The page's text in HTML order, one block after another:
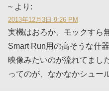
~ より:
2013年12月3日 9:26 PM
実機はおろか、モックすら
Smart Run用の高そうな什
映像みたいのが流れてまし
ってのが、なかなかシュー